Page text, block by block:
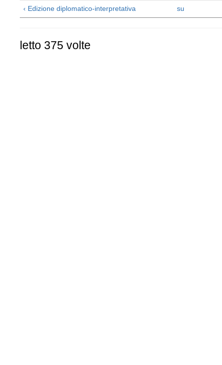
‹ Edizione diplomatico-interpretativa su
letto 375 volte